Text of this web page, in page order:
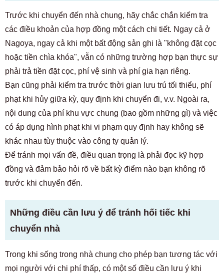
Trước khi chuyển đến nhà chung, hãy chắc chắn kiểm tra
các điều khoản của hợp đồng một cách chi tiết. Ngay cả ở
Nagoya, ngay cả khi một bất động sản ghi là "không đặt cọc
hoặc tiền chìa khóa", vẫn có những trường hợp bạn thực sự
phải trả tiền đặt cọc, phí vệ sinh và phí gia hạn riêng.
Bạn cũng phải kiểm tra trước thời gian lưu trú tối thiểu, phí
phạt khi hủy giữa kỳ, quy định khi chuyển đi, v.v. Ngoài ra,
nội dung của phí khu vực chung (bao gồm những gì) và việc
có áp dụng hình phạt khi vi phạm quy định hay không sẽ
khác nhau tùy thuộc vào công ty quản lý.
Để tránh mọi vấn đề, điều quan trọng là phải đọc kỹ hợp
đồng và đảm bảo hỏi rõ về bất kỳ điểm nào bạn không rõ
trước khi chuyển đến.
Những điều cần lưu ý để tránh hối tiếc khi
chuyển nhà
Trong khi sống trong nhà chung cho phép bạn tương tác với
mọi người với chi phí thấp, có một số điều cần lưu ý khi